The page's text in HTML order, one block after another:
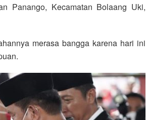
Panango, Kecamatan Bolaang Uki,
merasa bangga karena hari ini